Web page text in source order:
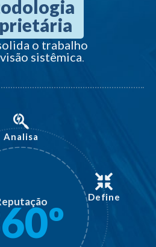
o trabalho
visão sistêmica.
Define
Analisa